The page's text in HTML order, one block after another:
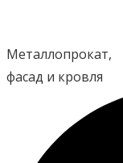
Металлопрокат,
фасад и кровля